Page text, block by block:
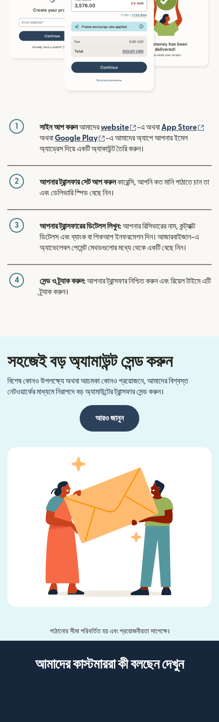
1 সাইন আপ করুনআমাদেরwebsite (নতুন উইন্ডোতে খুলবে)
-এ অথবা App Store
অথবাGoogle Play (নতুন উইন্ডোতে খুলবে)
-এ আমাদের অ্যাপে আপনার ইমেল
অ্যাড্রেস দিয়ে একটি অ্যাকাউন্ট তৈরি করুন।
2 আপনার ট্রান্সফার সেট আপ করুনকারেন্সি, আপনি কত মানি পাঠাতে চান তা
এবং ডেলিভারি স্পিড বেছে নিন।
3 আপনার ট্রান্সফারের ডিটেলস লিখুন:আপনার রিসিভারের নাম, কন্ট্যাক্ট
ডিটেলস এবং ব্যাংক বা পিকআপ ইনফরমেশন দিন। আজারবাইজান-এ
অ্যাভেলেবল পেমেন্ট মেথডগুলোর মধ্যে থেকে একটি বেছে নিন।
4 সেন্ড ও ট্র্যাক করুন:আপনার ট্রান্সফার নিশ্চিত করুন এবং রিয়েল টাইমে এটি
ট্র্যাক করুন।
সহজেই বড় অ্যামাউন্ট সেন্ড করুন
বিশেষ কোনও উপলক্ষ্যে অথবা আচমকা কোনও প্রয়োজনে, আমাদের বিশ্বস্ত
নেটওয়ার্কের মাধ্যমে নিরাপদে বড় অ্যামাউন্টের ট্রান্সফার সেন্ড করুন।
আরও জানুন
পাঠানোর সীমা পরিবর্তিত হয় এবং প্রয়োজনীয়তা সাপেক্ষে।
আমাদের কাস্টমাররা কী বলছেন দেখুন